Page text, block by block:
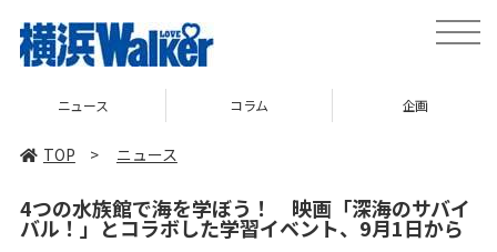
toggle
ニュース コラム 企画
TOP > ニュース
4つの水族館で海を学ぼう！ 映画「深海のサバイ
バル！」とコラボした学習イベント、9月1日から